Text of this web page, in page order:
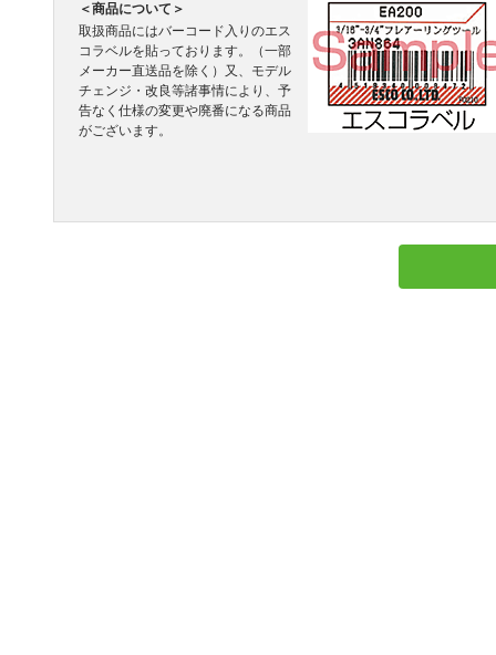
＜商品について＞
取扱商品にはバーコード入りのエス
コラベルを貼っております。（一部
メーカー直送品を除く）又、モデル
チェンジ・改良等諸事情により、予
告なく仕様の変更や廃番になる商品
がございます。